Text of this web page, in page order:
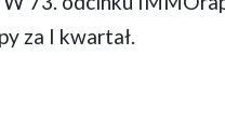
za I kwartał.